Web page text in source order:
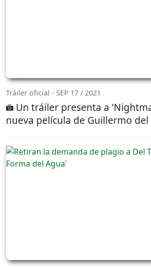
Tráiler oficial - SEP 17 / 2021
Un tráiler presenta a
nueva película de Guillermo del